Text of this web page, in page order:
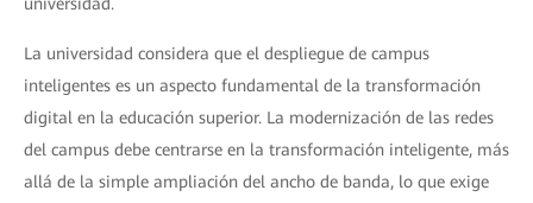
La universidad considera que el despliegue de campus
inteligentes es un aspecto fundamental de la transformación
digital en la educación superior. La modernización de las redes
del campus debe centrarse en la transformación inteligente, más
allá de la simple ampliación del ancho de banda, lo que exige